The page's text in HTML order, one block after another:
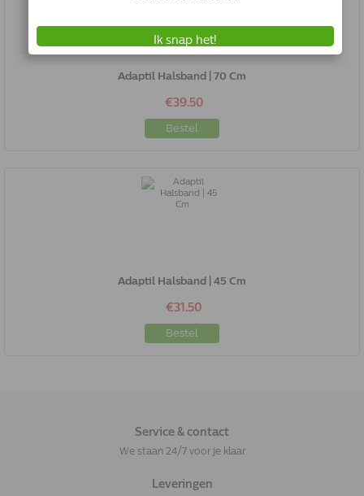
Adaptil Halsband | 70 Cm
€39.50
Bestel
Adaptil Halsband | 45 Cm
€31.50
Bestel
Service & contact
We staan 24/7 voor je klaar
Leveringen